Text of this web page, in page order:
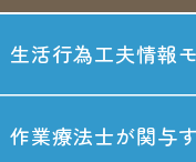
生活行為工夫情報
作業療法士が関与